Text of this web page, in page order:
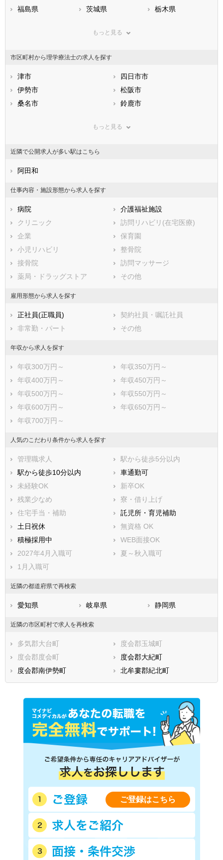
福島県 茨城県
栃木県
神奈川県
石川県
福井県
静岡県
滋賀県
兵庫県
山口県
福岡県
佐賀県
熊本県
もっと見る
市区町村から理学療法士の求人を探す
津市
四日市市
伊勢市
松阪市
桑名市
鈴鹿市
鳥羽市
志摩市
桑名郡木曽岬町
多気郡明和町
多気郡大台町
度会郡玉城町
度会郡度会町
度会郡大紀町
度会郡南伊勢町
北牟婁郡紀北町
南牟婁郡御浜町
南牟婁郡紀宝町
もっと見る
近隣で公開求人が多い駅はこちら
阿田和
仕事内容・施設形態から求人を探す
病院
介護福祉施設
クリニック
訪問リハビリ(在宅医療)
企業
保育園
小児リハビリ
整骨院
接骨院
訪問マッサージ
薬局・ドラッグストア
その他
雇用形態から求人を探す
正社員(正職員)
契約社員・嘱託社員
非常勤・パート
その他
年収から求人を探す
年収300万円～
年収350万円～
年収400万円～
年収450万円～
年収500万円～
年収550万円～
年収600万円～
年収650万円～
年収700万円～
人気のこだわり条件から求人を探す
管理職求人
駅から徒歩5分以内
駅から徒歩10分以内
車通勤可
未経験OK
新卒OK
残業少なめ
寮・借り上げ
住宅手当・補助
託児所・育児補助
土日祝休
無資格 OK
積極採用中
WEB面接OK
2027年4月入職可
夏～秋入職可
1月入職可
近隣の都道府県で再検索
愛知県 岐阜県 静岡県
近隣の市区町村で求人を再検索
多気郡大台町
度会郡玉城町
度会郡度会町
度会郡大紀町
度会郡南伊勢町
北牟婁郡紀北町
ご登録はこちら